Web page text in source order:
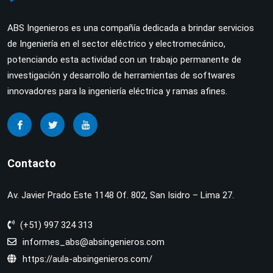
ABS Ingenieros es una compañía dedicada a brindar servicios
de Ingeniería en el sector eléctrico y electromecánico,
potenciando esta actividad con un trabajo permanente de
investigación y desarrollo de herramientas de softwares
innovadores para la ingeniería eléctrica y ramas afines.
Contacto
Av. Javier Prado Este 1148 Of. 802, San Isidro – Lima 27.
(+51) 997 324 313
informes_abs@absingenieros.com
https://aula-absingenieros.com/